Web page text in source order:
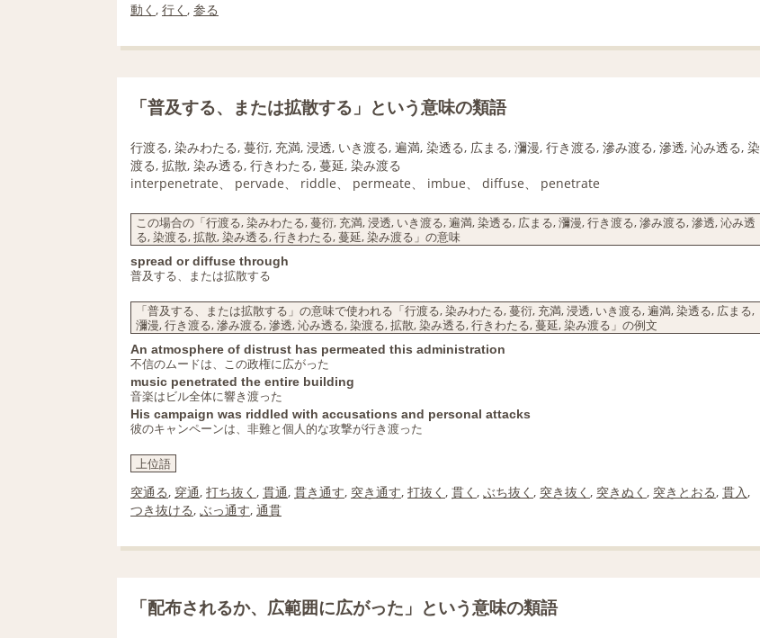
動く , 行く , 参る
「普及する、または拡散する」という意味の類語
行渡る, 染みわたる, 蔓衍, 充満, 浸透, いき渡る, 遍満, 染透る, 広まる, 瀰漫, 行き渡る, 滲み渡る, 滲透, 沁み透る, 染
渡る, 拡散, 染み透る, 行きわたる, 蔓延, 染み渡る
interpenetrate、 pervade、 riddle、 permeate、 imbue、 diffuse、 penetrate
この場合の「行渡る, 染みわたる, 蔓衍, 充満, 浸透, いき渡る, 遍満, 染透る, 広まる, 瀰漫, 行き渡る, 滲み渡る, 滲透, 沁み透
る, 染渡る, 拡散, 染み透る, 行きわたる, 蔓延, 染み渡る」の意味
spread or diffuse through
普及する、または拡散する
「普及する、または拡散する」の意味で使われる「行渡る, 染みわたる, 蔓衍, 充満, 浸透, いき渡る, 遍満, 染透る, 広まる,
瀰漫, 行き渡る, 滲み渡る, 滲透, 沁み透る, 染渡る, 拡散, 染み透る, 行きわたる, 蔓延, 染み渡る」の例文
An atmosphere of distrust has permeated this administration
不信のムードは、この政権に広がった
music penetrated the entire building
音楽はビル全体に響き渡った
His campaign was riddled with accusations and personal attacks
彼のキャンペーンは、非難と個人的な攻撃が行き渡った
上位語
突通る, 穿通, 打ち抜く , 貫通, 貫き通す, 突き通す, 打抜く , 貫く , ぶち抜く , 突き抜く , 突きぬく , 突きとおる, 貫入,
つき抜ける, ぶっ通す, 通貫
「配布されるか、広範囲に広がった」という意味の類語